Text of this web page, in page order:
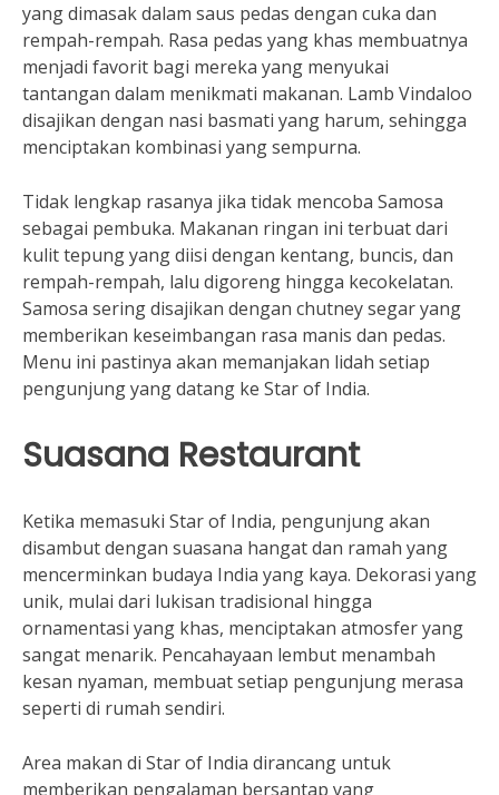
yang dimasak dalam saus pedas dengan cuka dan
rempah-rempah. Rasa pedas yang khas membuatnya
menjadi favorit bagi mereka yang menyukai
tantangan dalam menikmati makanan. Lamb Vindaloo
disajikan dengan nasi basmati yang harum, sehingga
menciptakan kombinasi yang sempurna.
Tidak lengkap rasanya jika tidak mencoba Samosa
sebagai pembuka. Makanan ringan ini terbuat dari
kulit tepung yang diisi dengan kentang, buncis, dan
rempah-rempah, lalu digoreng hingga kecokelatan.
Samosa sering disajikan dengan chutney segar yang
memberikan keseimbangan rasa manis dan pedas.
Menu ini pastinya akan memanjakan lidah setiap
pengunjung yang datang ke Star of India.
Suasana Restaurant
Ketika memasuki Star of India, pengunjung akan
disambut dengan suasana hangat dan ramah yang
mencerminkan budaya India yang kaya. Dekorasi yang
unik, mulai dari lukisan tradisional hingga
ornamentasi yang khas, menciptakan atmosfer yang
sangat menarik. Pencahayaan lembut menambah
kesan nyaman, membuat setiap pengunjung merasa
seperti di rumah sendiri.
Area makan di Star of India dirancang untuk
memberikan pengalaman bersantap yang